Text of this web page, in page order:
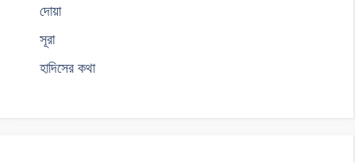
দোয়া
সূরা
হাদিসের কথা